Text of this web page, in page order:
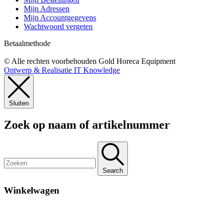
Mijn Adressen
Mijn Accountgegevens
Wachtwoord vergeten
Betaalmethode
© Alle rechten voorbehouden Gold Horeca Equipment
Ontwerp & Realisatie IT Knowledge
Sluiten
Zoek op naam of artikelnummer
Search
Winkelwagen